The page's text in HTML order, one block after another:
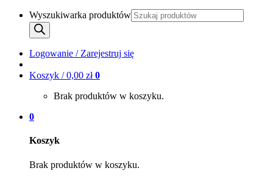
Wyszukiwarka produktów
Logowanie / Zarejestruj się
Koszyk /0,00 zł 0
Brak produktów w koszyku.
0
Koszyk
Brak produktów w koszyku.